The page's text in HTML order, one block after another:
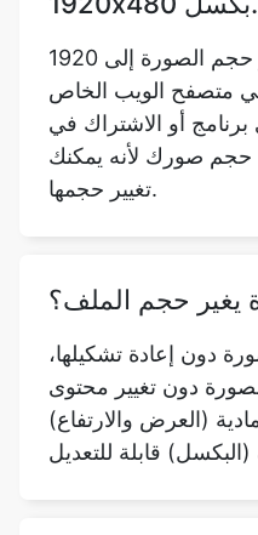
نظرًا لأن أداة تغيير حجم الصورة إلى 1920x480
متصفح الويب الخاص
برنامج أو الاشتراك في
حجم صورك لأنه يمكنك
تغيير حجمها.
يغير حجم الملف؟
دون إعادة تشكيلها،
دون تغيير محتوى
(العرض والارتفاع)
(البكسل) قابلة للتعديل